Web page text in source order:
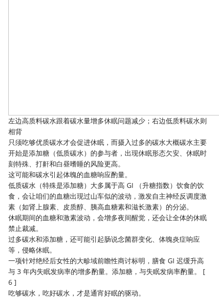
左边高质料碳水跟着碳水量增多休眠问题减少；右边低质料碳水则
相背
只须吃够优质碳水才会促进休眠，而摄入过多的碳水大概碳水主要
开始是添加糖（低质碳水）的参与者，出现休眠形态欠安、休眠时
刻特殊、打鼾和白昼嗜睡的风险更高。
这可能和碳水引起体魄的血糖响应酌量。
低质碳水（特殊是添加糖）大多属于高 GI （升糖指数）饮食的饮
食，会让咱们的血糖出现过山车似的波动，激发自主神经反调度激
素（如肾上腺素、皮质醇、胰高血糖素和滋长激素）的分泌。
休眠期间的血糖和激素波动，会增多夜间醒觉，还会让全体的休眠
禁止裁减。
过多碳水和添加糖，还可能引起肠说念菌群变化、体魄炎症响应
等，侵略休眠。
一项针对绝经后女性的大畛域前瞻性商讨标明，膳食 GI 迟缓升高
与 3 年内失眠发病率的增多酌量。添加糖，与失眠发病率酌量。 [
6 ]
吃够碳水，吃好碳水，才是通宵好眠的驱动。